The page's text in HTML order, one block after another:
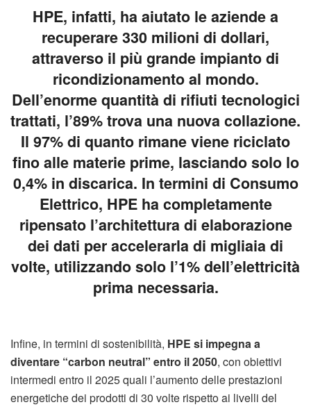
HPE, infatti, ha aiutato le aziende a
recuperare 330 milioni di dollari,
attraverso il più grande impianto di
ricondizionamento al mondo.
Dell’enorme quantità di rifiuti tecnologici
trattati, l’89% trova una nuova collazione.
Il 97% di quanto rimane viene riciclato
fino alle materie prime, lasciando solo lo
0,4% in discarica. In termini di Consumo
Elettrico, HPE ha completamente
ripensato l’architettura di elaborazione
dei dati per accelerarla di migliaia di
volte, utilizzando solo l’1% dell’elettricità
prima necessaria.
Infine, in termini di sostenibilità, HPE si impegna a
diventare “carbon neutral” entro il 2050, con obiettivi
intermedi entro il 2025 quali l’aumento delle prestazioni
energetiche dei prodotti di 30 volte rispetto ai livelli del